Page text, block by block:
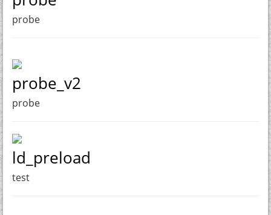
probe
probe_v2
probe
ld_preload
test